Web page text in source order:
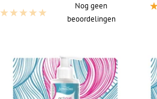
Nog geen
beoordelingen